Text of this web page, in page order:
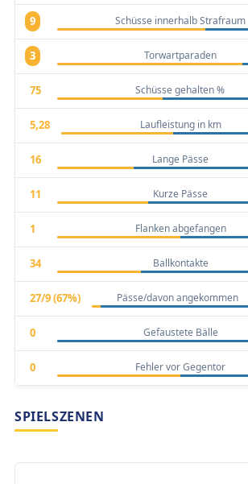
9 Schüsse innerhalb Strafraum
3 Torwartparaden
75 Schüsse gehalten %
5,28 Laufleistung in km
16 Lange Pässe
11 Kurze Pässe
1 Flanken abgefangen
34 Ballkontakte
27/9 (67%) Pässe/davon angekommen
0 Gefaustete Bälle
0 Fehler vor Gegentor
SPIELSZENEN